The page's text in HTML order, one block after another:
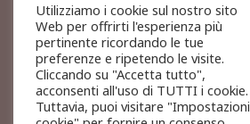
Chi siamo
Services
Blog
Contatti
Utilizziamo i cookie sul nostro sito
Web per offrirti l'esperienza più
pertinente ricordando le tue
preferenze e ripetendo le visite.
Cliccando su "Accetta tutto",
acconsenti all'uso di TUTTI i cookie.
Tuttavia, puoi visitare "Impostazioni